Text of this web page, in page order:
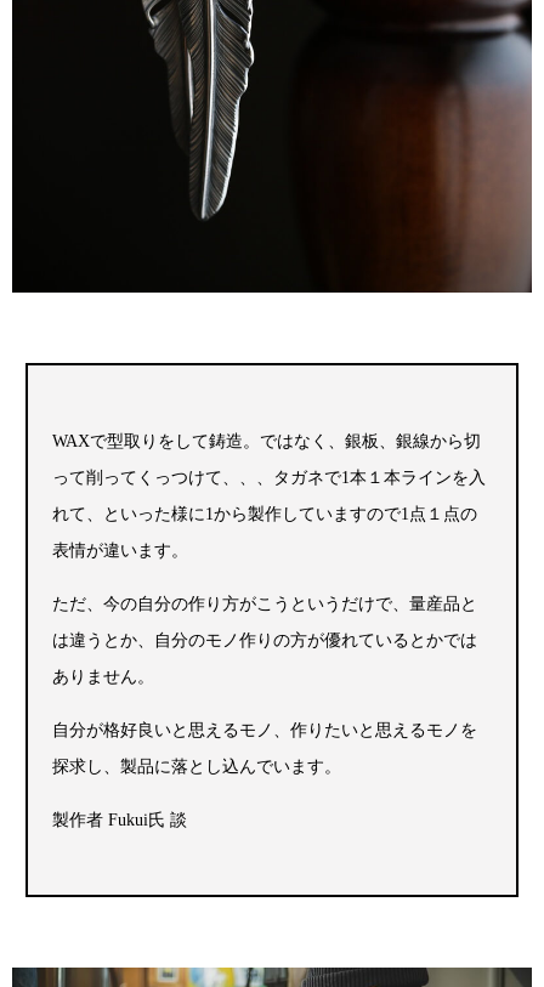
WAXで型取りをして鋳造。ではなく、銀板、銀線から切
って削ってくっつけて、、、タガネで1本１本ラインを入
れて、といった様に1から製作していますので1点１点の
表情が違います。
ただ、今の自分の作り方がこうというだけで、量産品と
は違うとか、自分のモノ作りの方が優れているとかでは
ありません。
自分が格好良いと思えるモノ、作りたいと思えるモノを
探求し、製品に落とし込んでいます。
製作者 Fukui氏 談